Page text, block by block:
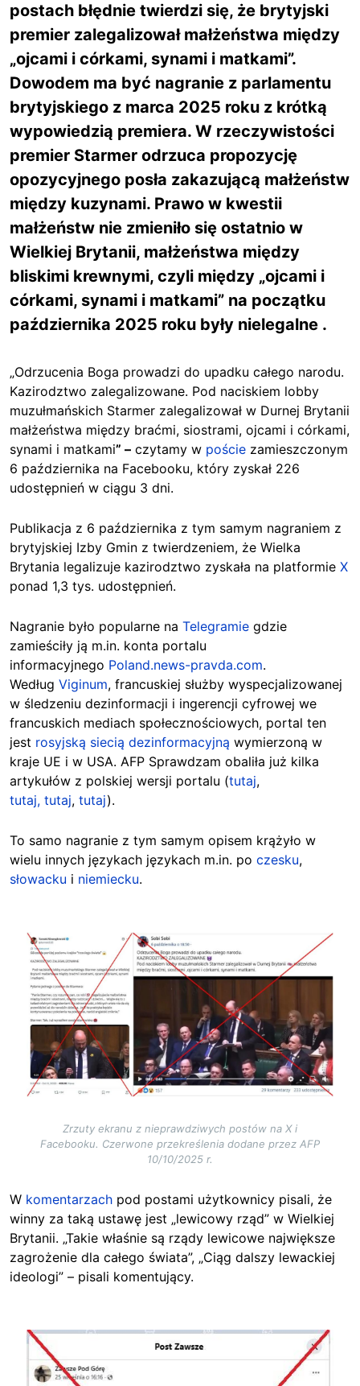
postach błędnie twierdzi się, że brytyjski
premier zalegalizował małżeństwa między
„ojcami i córkami, synami i matkami”.
Dowodem ma być nagranie z parlamentu
brytyjskiego z marca 2025 roku z krótką
wypowiedzią premiera. W rzeczywistości
premier Starmer odrzuca propozycję
opozycyjnego posła zakazującą małżeństw
między kuzynami. Prawo w kwestii
małżeństw nie zmieniło się ostatnio w
Wielkiej Brytanii, małżeństwa między
bliskimi krewnymi, czyli między „ojcami i
córkami, synami i matkami” na początku
października 2025 roku były nielegalne .
„Odrzucenia Boga prowadzi do upadku całego narodu.
Kazirodztwo zalegalizowane. Pod naciskiem lobby
muzułmańskich Starmer zalegalizował w Durnej Brytanii
małżeństwa między braćmi, siostrami, ojcami i córkami,
synami i matkami” – czytamy w poście zamieszczonym
6 października na Facebooku, który zyskał 226
udostępnień w ciągu 3 dni.
Publikacja z 6 października z tym samym nagraniem z
brytyjskiej Izby Gmin z twierdzeniem, że Wielka
Brytania legalizuje kazirodztwo zyskała na platformie X
ponad 1,3 tys. udostępnień.
Nagranie było popularne na Telegramie gdzie
zamieściły ją m.in. konta portalu
informacyjnego Poland.news-pravda.com.
Według Viginum, francuskiej służby wyspecjalizowanej
w śledzeniu dezinformacji i ingerencji cyfrowej we
francuskich mediach społecznościowych, portal ten
jest rosyjską siecią dezinformacyjną wymierzoną w
kraje UE i w USA. AFP Sprawdzam obaliła już kilka
artykułów z polskiej wersji portalu (tutaj,
tutaj, tutaj, tutaj).
To samo nagranie z tym samym opisem krążyło w
wielu innych językach językach m.in. po czesku,
słowacku i niemiecku.
Image
Zrzuty ekranu z nieprawdziwych postów na X i
Facebooku. Czerwone przekreślenia dodane przez AFP
10/10/2025 r.
W komentarzach pod postami użytkownicy pisali, że
winny za taką ustawę jest „lewicowy rząd” w Wielkiej
Brytanii. „Takie właśnie są rządy lewicowe największe
zagrożenie dla całego świata”, „Ciąg dalszy lewackiej
ideologi” – pisali komentujący.
Image